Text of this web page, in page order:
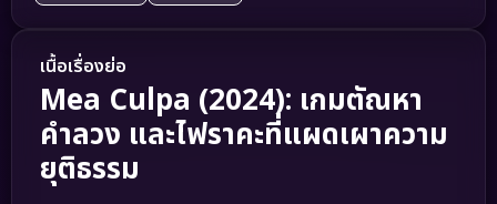
เนื้อเรื่องย่อ
Mea Culpa (2024): เกมตัณหา
คำลวง และไฟราคะที่แผดเผาความ
ยุติธรรม